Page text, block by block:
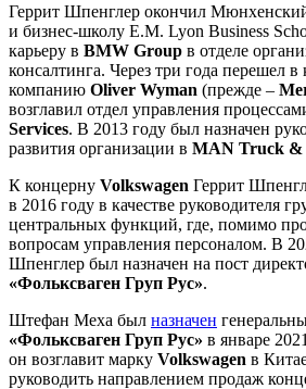
Геррит Шпенглер окончил
и бизнес-школу E.M. Lyon Business
карьеру в BMW Group в отделе
консалтинга. Через три года перешел
компанию Oliver Wyman (прежде –
возглавил отдел управления
Services. В 2013 году был назначен
развития организации в MAN Truck &
К концерну Volkswagen Геррит
в 2016 году в качестве руководителя
центральных функций, где, помимо
вопросам управления персоналом. В
Шпенглер был назначен на пост
«Фольксваген Груп Рус».
Штефан Меха был назначен
«Фольксваген Груп Рус» в январе
он возглавит марку Volkswagen в
руководить направлением продаж